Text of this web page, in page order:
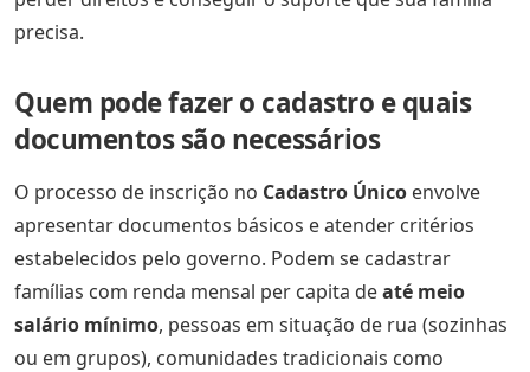
precisa.
Quem pode fazer o cadastro e quais
documentos são necessários
O processo de inscrição no Cadastro Único envolve
apresentar documentos básicos e atender critérios
estabelecidos pelo governo. Podem se cadastrar
famílias com renda mensal per capita deaté meio
salário mínimo, pessoas em situação de rua (sozinhas
ou em grupos), comunidades tradicionais como